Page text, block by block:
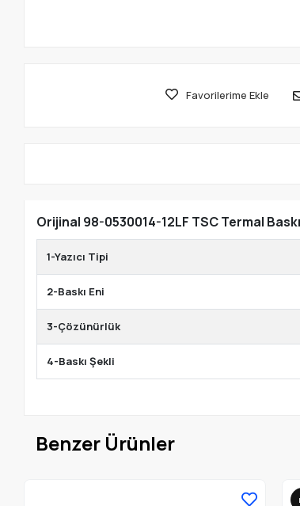
Favorilerime Ekle
Orijinal 98-0530014-12LF TSC Termal
1-Yazıcı Tipi
2-Baskı Eni
3-Çözünürlük
4-Baskı Şekli
Benzer Ürünler